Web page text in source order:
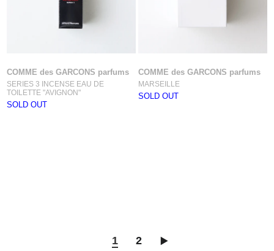
COMME des GARCONS parfums
SERIES 3 INCENSE EAU DE
TOILETTE "AVIGNON"
SOLD OUT
COMME des GARCONS parfums
MARSEILLE
SOLD OUT
1 2 ▶︎